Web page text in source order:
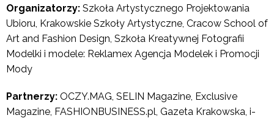
Organizatorzy: Szkoła Artystycznego Projektowania
Ubioru, Krakowskie Szkoły Artystyczne, Cracow School of
Art and Fashion Design, Szkoła Kreatywnej Fotografii
Modelki i modele: Reklamex Agencja Modelek i Promocji
Mody
Partnerzy: OCZY.MAG, SELIN Magazine, Exclusive
Magazine, FASHIONBUSINESS.pl, Gazeta Krakowska, i-